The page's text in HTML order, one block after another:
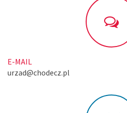
E-MAIL
urzad@chodecz.pl